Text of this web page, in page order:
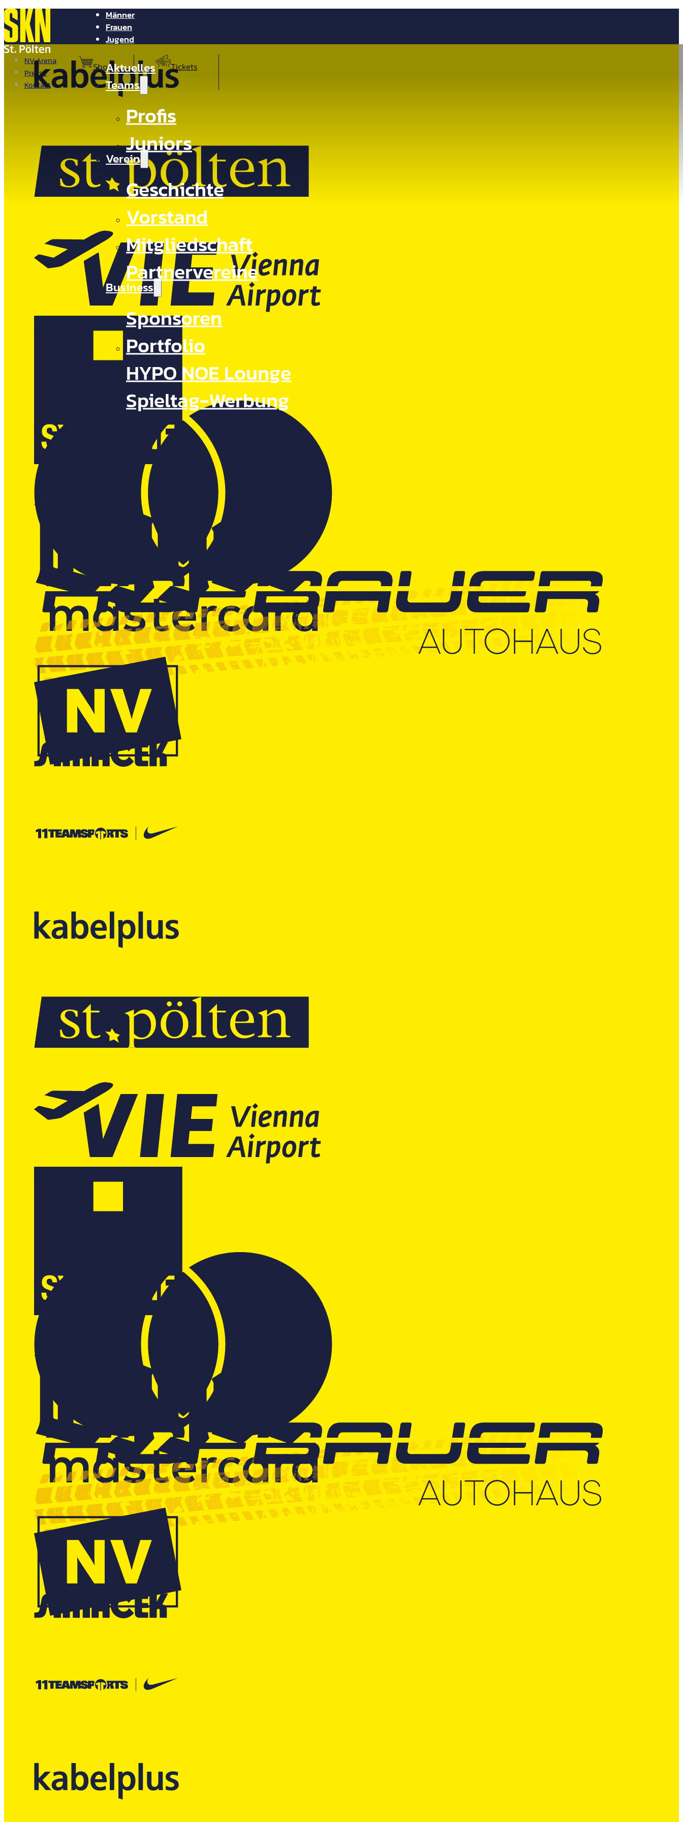
Männer
Frauen
Jugend
NV Arena
Presse
Kontakt
Shop Tickets
Aktuelles
Teams
Profis
Juniors
Verein
Geschichte
Vorstand
Mitgliedschaft
Partnervereine
Business
Sponsoren
Portfolio
HYPO NOE Lounge
Spieltag-Werbung